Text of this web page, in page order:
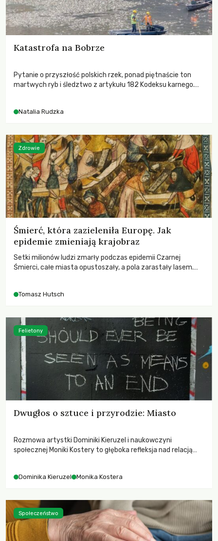
Katastrofa na Bobrze
Pytanie o przyszłość polskich rzek, ponad piętnaście ton
martwych ryb i śledztwo z artykułu 182 Kodeksu karnego.
zdarzeń prowadzących do biologicznej śmierci rzeki.
Natalia Rudzka
Śmierć, która zazieleniła Europę. Jak
epidemie zmieniają krajobraz
Setki milionów ludzi zmarły podczas epidemii Czarnej
Śmierci, całe miasta opustoszały, a pola zarastały lasem.
największych katastrof w swoich dziejach.
Tomasz Hutsch
Zdrowie
Dwugłos o sztuce i przyrodzie: Miasto
Rozmowa artystki Dominiki Kieruzel i naukowczyni
społecznej Moniki Kostery to głęboka refleksja nad relacją
Dominika Kieruzel Monika Kostera
Felietony
Społeczeństwo